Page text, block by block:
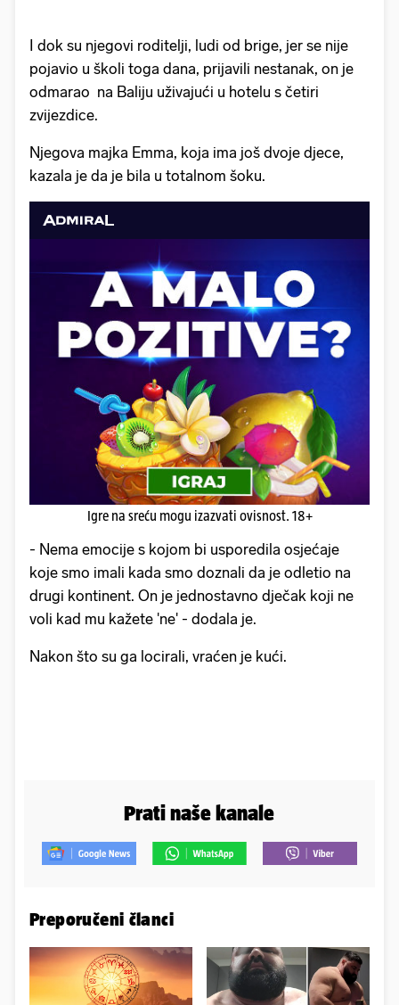
I dok su njegovi roditelji, ludi od brige, jer se nije
pojavio u školi toga dana, prijavili nestanak, on je
odmarao na Baliju uživajući u hotelu s četiri
zvijezdice.
Njegova majka Emma, koja ima još dvoje djece,
kazala je da je bila u totalnom šoku.
Igre na sreću mogu izazvati ovisnost. 18+
- Nema emocije s kojom bi usporedila osjećaje
koje smo imali kada smo doznali da je odletio na
drugi kontinent. On je jednostavno dječak koji ne
voli kad mu kažete 'ne' - dodala je.
Nakon što su ga locirali, vraćen je kući.
Prati naše kanale
Preporučeni članci